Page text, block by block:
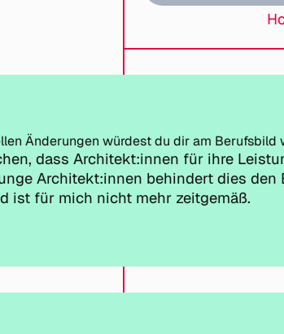
Änderungen würdest du dir am Berufsbild
dass Architekt:innen für ihre
Architekt:innen behindert dies den
ist für mich nicht mehr zeitgemäß.